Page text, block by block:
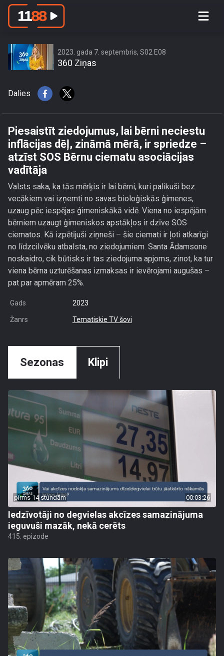
Piesaistīt ziedojumus, lai bērni
neciestu inflācijas dēļ, zināmā mērā, ir
asociācijas vadītāja
2023. gada 7. septembris, S02 E08
360 Ziņas
Dalies
Piesaistīt ziedojumus, lai bērni neciestu
inflācijas dēļ, zināmā mērā, ir spriedze –
atzīst SOS Bērnu ciematu asociācijas
vadītāja
Valsts saka, ka tās mērķis ir lai bērni, kuri palikuši bez
vecākiem vai izņemti no savas bioloģiskās ģimenes,
uzaug pēc iespējas ģimeniskākā vidē. Viena no iespējām
bērniem uzaugt ģimeniskos apstākļos ir dzīve SOS
ciematos. Kā izpētījuši ziņneši – šie ciemati ir ļoti atkarīgi
no līdzcilvēku atbalsta, no ziedojumiem. Santa Ādamsone
noskaidro, cik būtisks ir tas ziedojuma apjoms, zinot, ka tur
viena bērna uzturēšanas izmaksas ir ievērojami augušas –
pat par apmēram 25%.
Gads 2023
Žanrs Tematiskie TV šovi
Sezonas Klipi
pirms 14 stundām 00:03:26
Iedzīvotāji no degvielas akcīzes samazinājuma
ieguvuši mazāk, nekā cerēts
415. epizode